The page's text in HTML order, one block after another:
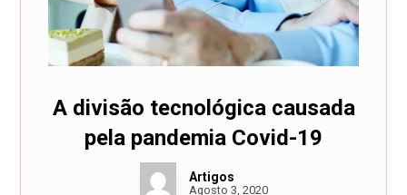
A divisão tecnológica causada
pela pandemia Covid-19
Artigos
Agosto 3, 2020